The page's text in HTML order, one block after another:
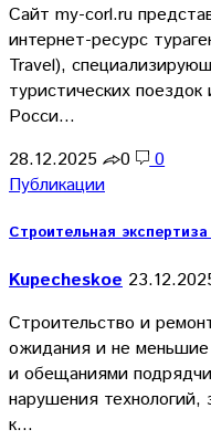
Сайт my-corl.ru
интернет-ресурс
Travel),
туристических
Росси…
28.12.2025
0
0
Публикации
Строительная
Kupecheskoe
Строительство и
ожидания и не
и обещаниями
нарушения
к…